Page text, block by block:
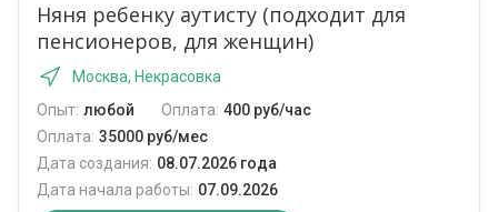
Няня ребенку аутисту (подходит для
пенсионеров, для женщин)
Москва, Некрасовка
Опыт: любой Оплата: 400 руб/час
Оплата: 35000 руб/мес
Дата создания: 08.07.2026 года
Дата начала работы: 07.09.2026